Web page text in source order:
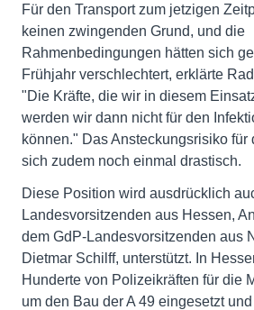
Für den Transport zum jetzigen
keinen zwingenden Grund, und die
Rahmenbedingungen hätten sich
Frühjahr verschlechtert, erklärte
"Die Kräfte, die wir in diesem
werden wir dann nicht für den
können." Das Ansteckungsrisiko
sich zudem noch einmal drastisch.
Diese Position wird ausdrücklich
Landesvorsitzenden aus Hessen,
dem GdP-Landesvorsitzenden aus
Dietmar Schilff, unterstützt. In
Hunderte von Polizeikräften für die
um den Bau der A 49 eingesetzt